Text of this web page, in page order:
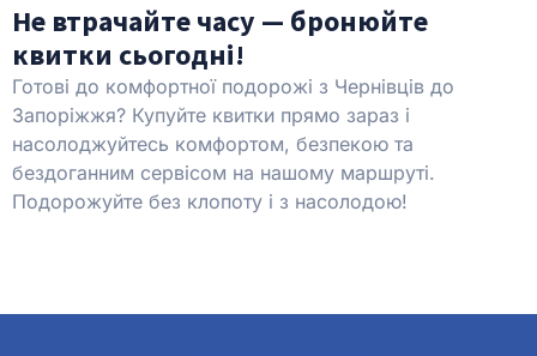
Не втрачайте часу — бронюйте
квитки сьогодні!
Готові до комфортної подорожі з Чернівців до
Запоріжжя? Купуйте квитки прямо зараз і
насолоджуйтесь комфортом, безпекою та
бездоганним сервісом на нашому маршруті.
Подорожуйте без клопоту і з насолодою!